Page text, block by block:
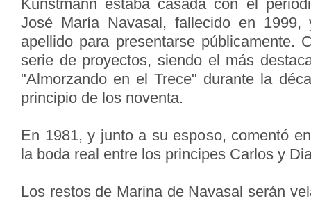
Kunstmann estaba casada con el
José María Navasal, fallecido en
apellido para presentarse públicamente.
serie de proyectos, siendo el más
"Almorzando en el Trece" durante la
principio de los noventa.
En 1981, y junto a su esposo, comentó
la boda real entre los principes Carlos y
Los restos de Marina de Navasal serán